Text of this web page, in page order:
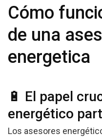
Cómo
de una
energetica
🔋 El papel
energético
Los asesores